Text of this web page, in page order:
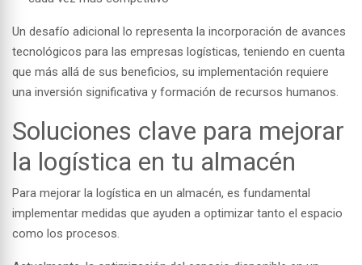
Un desafío adicional lo representa la incorporación de avances
tecnológicos para las empresas logísticas, teniendo en cuenta
que más allá de sus beneficios, su implementación requiere
una inversión significativa y formación de recursos humanos.
Soluciones clave para mejorar
la logística en tu almacén
Para mejorar la logística en un almacén, es fundamental
implementar medidas que ayuden a optimizar tanto el espacio
como los procesos.